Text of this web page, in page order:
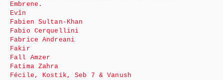
Embrene.
Evîn
Fabien Sultan-Khan
Fabio Cerquellini
Fabrice Andreani
Fakir
Fall Amzer
Fatima Zahra
Fécile, Kostik, Seb 7 & Vanush